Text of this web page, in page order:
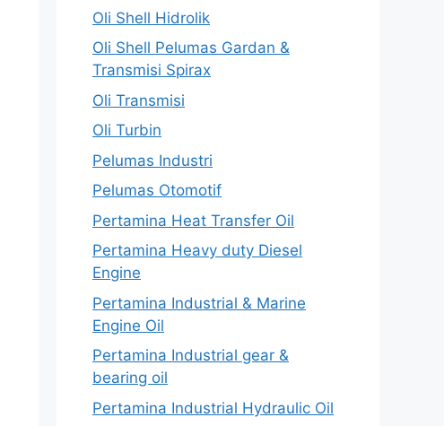
Oli Shell Hidrolik
Oli Shell Pelumas Gardan &
Transmisi Spirax
Oli Transmisi
Oli Turbin
Pelumas Industri
Pelumas Otomotif
Pertamina Heat Transfer Oil
Pertamina Heavy duty Diesel
Engine
Pertamina Industrial & Marine
Engine Oil
Pertamina Industrial gear &
bearing oil
Pertamina Industrial Hydraulic Oil